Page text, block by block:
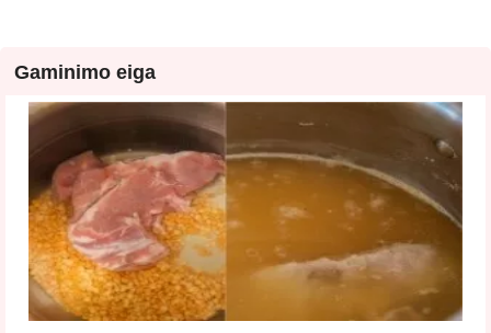
Gaminimo eiga